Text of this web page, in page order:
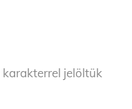
karakterrel jelöltük